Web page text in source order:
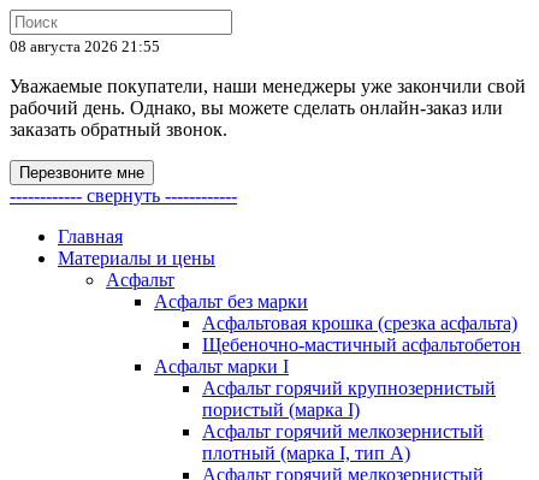
08 августа 2026 21:55
Уважаемые покупатели, наши менеджеры уже закончили свой
рабочий день. Однако, вы можете сделать онлайн-заказ или
заказать обратный звонок.
Перезвоните мне
------------ свернуть ------------
Главная
Материалы и цены
Асфальт
Асфальт без марки
Асфальтовая крошка (срезка асфальта)
Щебеночно-мастичный асфальтобетон
Асфальт марки I
Асфальт горячий крупнозернистый
пористый (марка I)
Асфальт горячий мелкозернистый
плотный (марка I, тип А)
Асфальт горячий мелкозернистый